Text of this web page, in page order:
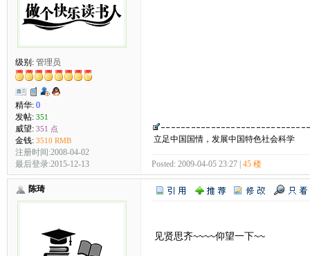
级别: 管理员
精华: 0
发帖: 351
威望: 351 点
金钱: 3510 RMB
注册时间:2008-04-02
最后登录:2015-12-13
立足中国国情，发展中国特色社会科学
Posted: 2009-04-05 23:27 | 45 楼
陈琦
见贤思齐~~~~仰望一下~~